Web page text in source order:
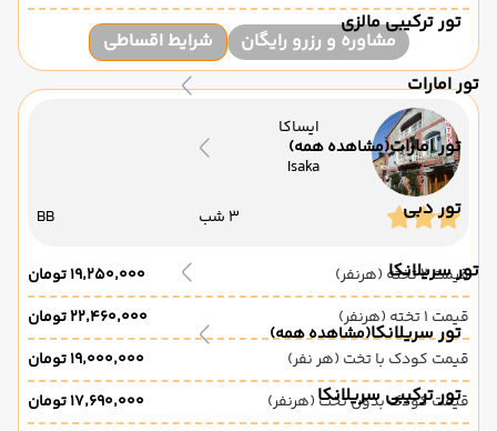
تور ترکیبی مالزی
تور امارات
تور امارات(مشاهده همه)
تور دبی
تور سریلانکا
تور سریلانکا(مشاهده همه)
تور ترکیبی سریلانکا
مشاوره و رزرو رایگان شرایط اقساطی
ایساکا
Isaka
3 شب BB
قیمت 2 تخته (هرنفر)
۱۹٬۲۵۰٬۰۰۰ تومان
قیمت 1 تخته (هرنفر)
۲۲٬۴۶۰٬۰۰۰ تومان
قیمت کودک با تخت (هر نفر)
۱۹٬۰۰۰٬۰۰۰ تومان
قیمت کودک بدون تخت (هرنفر)
۱۷٬۶۹۰٬۰۰۰ تومان